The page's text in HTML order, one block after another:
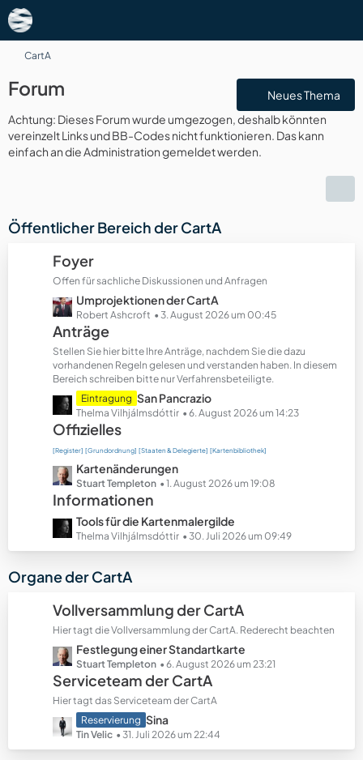
CartA
Forum
Neues Thema
Achtung: Dieses Forum wurde umgezogen, deshalb könnten
vereinzelt Links und BB-Codes nicht funktionieren. Das kann
einfach an die Administration gemeldet werden.
Öffentlicher Bereich der CartA
Foyer
Offen für sachliche Diskussionen und Anfragen
L
e
t
z
t
e
B
e
i
t
ä
g
e
Umprojektionen der CartA
Robert Ashcroft 3. August 2026 um 00:45
Anträge
Stellen Sie hier bitte Ihre Anträge, nachdem Sie die dazu
vorhandenen Regeln gelesen und verstanden haben. In diesem
Bereich schreiben bitte nur Verfahrensbeteiligte.
L
e
t
z
t
e
B
ä
e
Eintragung San Pancrazio
Thelma Vilhjálmsdóttir 6. August 2026 um 14:23
Offizielles
[Register] [Grundordnung] [Staaten & Delegierte] [Kartenbibliothek]
L
e
z
e
e
t
r
ä
g
e
Kartenänderungen
Stuart Templeton 1. August 2026 um 19:08
Informationen
L
e
t
t
e
B
e
i
t
r
ä
g
e
Tools für die Kartenmalergilde
Thelma Vilhjálmsdóttir 30. Juli 2026 um 09:49
Organe der CartA
Vollversammlung der CartA
Hier tagt die Vollversammlung der CartA. Rederecht beachten
L
e
t
z
t
e
B
Festlegung einer Standartkarte
Stuart Templeton 6. August 2026 um 23:21
Serviceteam der CartA
Hier tagt das Serviceteam der CartA
L
e
t
Reservierung Sina
Tin Velic 31. Juli 2026 um 22:44